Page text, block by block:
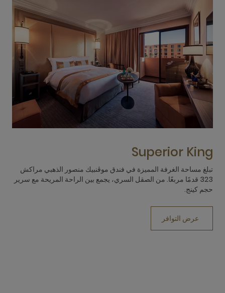
Superior King
تبلغ مساحة الغرفة المميزة في فندق موڤنبيك منصور الذهبي مراكش
323 قدمًا مربعًا. من الصقل السري، يجمع بين الراحة المريحة مع سرير
حجم كينج.
عرض التوافر